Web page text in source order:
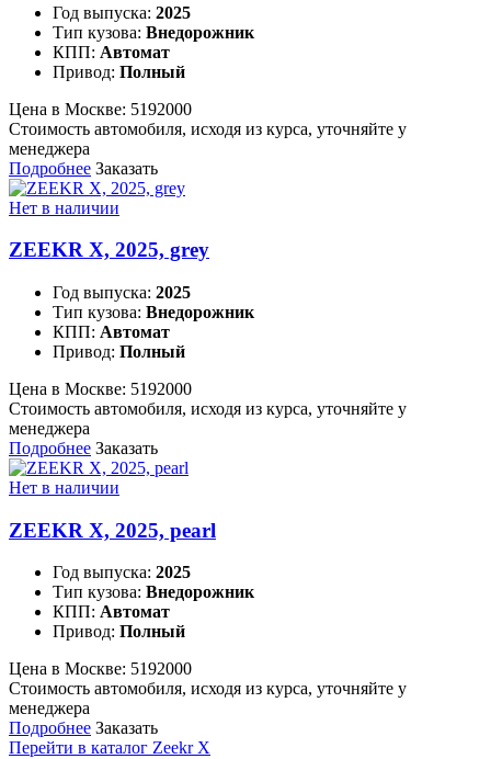
Год выпуска: 2025
Тип кузова: Внедорожник
КПП: Автомат
Привод: Полный
Цена в Москве: 5192000
Стоимость автомобиля, исходя из курса, уточняйте у
менеджера
Подробнее Заказать
Нет в наличии
ZEEKR X, 2025, grey
Год выпуска: 2025
Тип кузова: Внедорожник
КПП: Автомат
Привод: Полный
Цена в Москве: 5192000
Стоимость автомобиля, исходя из курса, уточняйте у
менеджера
Подробнее Заказать
Нет в наличии
ZEEKR X, 2025, pearl
Год выпуска: 2025
Тип кузова: Внедорожник
КПП: Автомат
Привод: Полный
Цена в Москве: 5192000
Стоимость автомобиля, исходя из курса, уточняйте у
менеджера
Подробнее Заказать
Перейти в каталог Zeekr X